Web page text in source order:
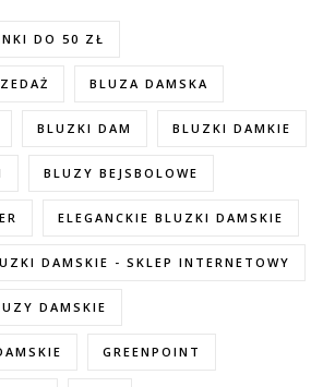
DO 50 ZŁ
BLUZA DAMSKA
BLUZKI DAM BLUZKI DAMKIE
BLUZY BEJSBOLOWE
ELEGANCKIE BLUZKI DAMSKIE
DAMSKIE - SKLEP INTERNETOWY
DAMSKIE
GREENPOINT